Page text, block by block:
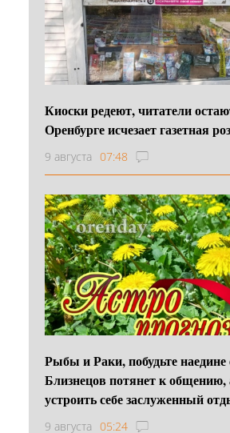
Киоски редеют, читатели
Оренбурге исчезает газетная
9 августа 07:48
Рыбы и Раки, побудьте наедине
Близнецов потянет к
устроить себе заслуженный
9 августа 05:24